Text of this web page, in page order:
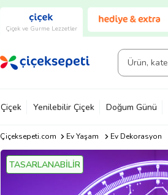
Çiçek ve Gurme Lezzetler
Çiçek Yenilebilir Çiçek Doğum Günü
Çiçeksepeti.com Ev Yaşam Ev Dekorasyon
TASARLANABİLİR